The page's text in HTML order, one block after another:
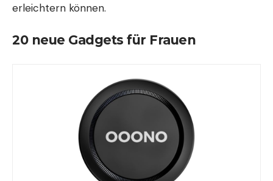
erleichtern können.
20 neue Gadgets für Frauen